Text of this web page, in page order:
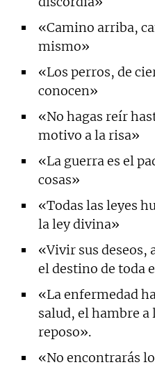
«Camino arriba,
mismo»
«Los perros, de
conocen»
«No hagas reír
motivo a la risa»
«La guerra es el
cosas»
«Todas las leyes
la ley divina»
«Vivir sus deseos,
el destino de toda
«La enfermedad
salud, el hambre a
reposo».
«No encontrarás